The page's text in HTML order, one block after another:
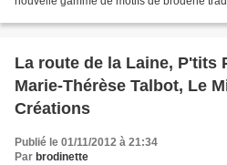
La route de la Laine, P'tits
Marie-Thérèse Talbot, Le
Créations
Publié le 01/11/2012 à 21:34
Par brodinette